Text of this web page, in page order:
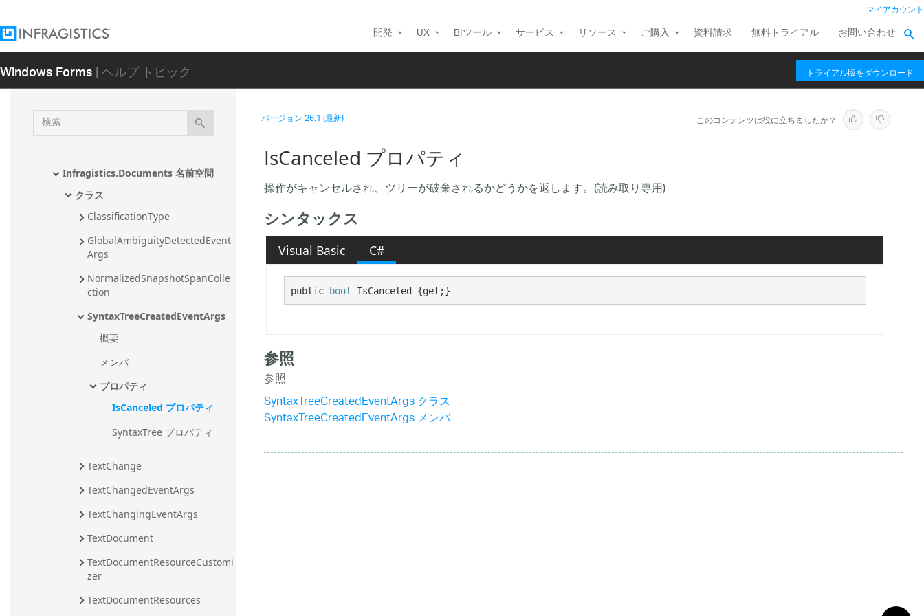
マイアカウント
開発 UX BIツール サービス リソース ご購入 資料請求 無料トライアル お問い合わせ
Windows Forms| ヘルプ トピック トライアル版をダウンロード
検
索
リ
Infragistics.Documents.IO アセンブリ
Infragistics.Documents.Reports アセン
ブリ
Infragistics.Documents.TextDocument
アセンブリ
Infragistics.Documents 名前空間
クラス
ClassificationType
GlobalAmbiguityDetectedEvent
Args
NormalizedSnapshotSpanColle
ction
SyntaxTreeCreatedEventArgs
概要
メンバ
プロパティ
IsCanceled プロパティ
SyntaxTree プロパティ
TextChange
TextChangedEventArgs
TextChangingEventArgs
TextDocument
TextDocumentResourceCustomi
zer
TextDocumentResources
バージョン26.1 (最新) このコンテンツは役に立ちましたか？
IsCanceled プロパティ
操作がキャンセルされ、ツリーが破棄されるかどうかを返します。(読み取り専用)
シンタックス
Visual Basic C#
public bool IsCanceled {get;}
参照
参照
SyntaxTreeCreatedEventArgs クラス
SyntaxTreeCreatedEventArgs メンバ